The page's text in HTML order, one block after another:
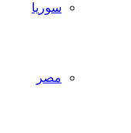
سوريا
مصر